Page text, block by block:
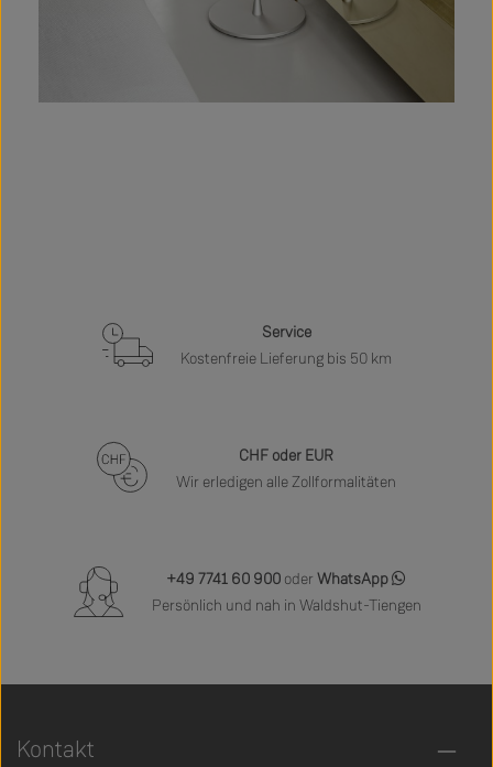
Service
Kostenfreie Lieferung bis 50 km
CHF oder EUR
Wir erledigen alle Zollformalitäten
+49 7741 60 900 oder WhatsApp
Persönlich und nah in Waldshut-Tiengen
Kontakt